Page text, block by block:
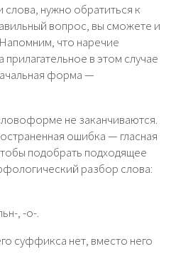
слова, нужно обратиться к
вопрос, вы сможете и
что наречие
прилагательное в этом случае
форма —
не заканчиваются.
ошибка — гласная
подобрать подходящее
разбор слова:
, -о-.
суффикса нет, вместо него